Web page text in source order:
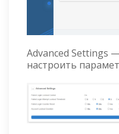
Advanced Settings
настроить